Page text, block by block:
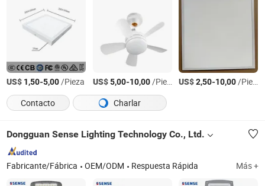
US$ 1,50-5,00/Pieza US$5,00-10,00/Pieza US$2,50-10,00/Pieza
Contacto
Charlar
Dongguan Sense Lighting Technology Co., Ltd.
Fabricante/Fábrica OEM/ODM Respuesta Rápida Más +